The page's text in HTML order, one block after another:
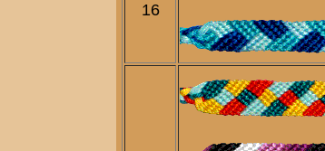
16